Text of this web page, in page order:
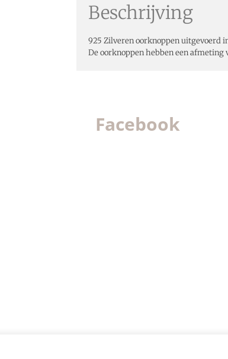
Beschrijving
925 Zilveren oorknoppen uitgevoerd
De oorknoppen hebben een afmeting
Facebook